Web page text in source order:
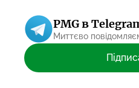
PMG в
Миттєво